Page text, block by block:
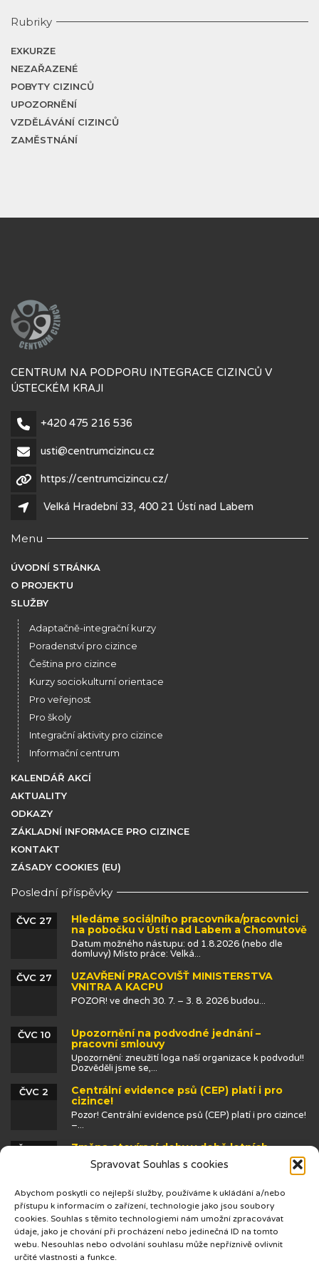
Spravovat Souhlas s cookies
Abychom poskytli co nejlepší služby, používáme k ukládání a/nebo
přístupu k informacím o zařízení, technologie jako jsou soubory
cookies. Souhlas s těmito technologiemi nám umožní zpracovávat
údaje, jako je chování při procházení nebo jedinečná ID na tomto
webu. Nesouhlas nebo odvolání souhlasu může nepříznivě ovlivnit
určité vlastnosti a funkce.
Rubriky
EXKURZE
NEZAŘAZENÉ
POBYTY CIZINCŮ
UPOZORNĚNÍ
VZDĚLÁVÁNÍ CIZINCŮ
ZAMĚSTNÁNÍ
CENTRUM NA PODPORU INTEGRACE CIZINCŮ V
ÚSTECKÉM KRAJI
+420 475 216 536
usti@centrumcizincu.cz
https://centrumcizincu.cz/
Velká Hradební 33, 400 21 Ústí nad Labem
Menu
ÚVODNÍ STRÁNKA
O PROJEKTU
SLUŽBY
Adaptačně-integrační kurzy
Poradenství pro cizince
Čeština pro cizince
Kurzy sociokulturní orientace
Pro veřejnost
Pro školy
Integrační aktivity pro cizince
Informační centrum
KALENDÁŘ AKCÍ
AKTUALITY
ODKAZY
ZÁKLADNÍ INFORMACE PRO CIZINCE
KONTAKT
ZÁSADY COOKIES (EU)
Poslední příspěvky
Hledáme sociálního pracovníka/pracovnici
na pobočku v Ústí nad Labem a Chomutově
ČVC 27
Datum možného nástupu: od 1.8.2026 (nebo dle
domluvy) Místo práce: Velká...
UZAVŘENÍ PRACOVIŠŤ MINISTERSTVA
VNITRA A KACPU
ČVC 27
POZOR! ve dnech 30. 7. – 3. 8. 2026 budou...
Upozornění na podvodné jednání –
pracovní smlouvy
ČVC 10
Upozornění: zneužití loga naší organizace k podvodu!!
Dozvěděli jsme se,...
Centrální evidence psů (CEP) platí i pro
cizince!
ČVC 2
Pozor! Centrální evidence psů (CEP) platí i pro cizince!
–...
Změna otevírací doby v době letních
prázdnin
ČVN 25